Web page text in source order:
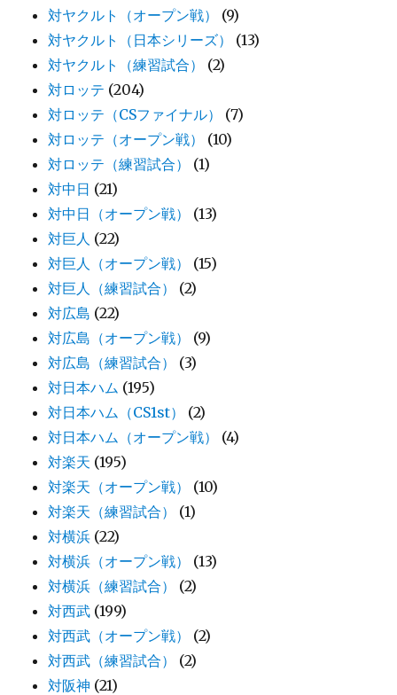
対ヤクルト（オープン戦）
(9)
対ヤクルト（日本シリーズ）
(13)
対ヤクルト（練習試合）
(2)
対ロッテ (204)
対ロッテ（CSファイナル）
(7)
対ロッテ（オープン戦）
(10)
対ロッテ（練習試合）
(1)
対中日 (21)
対中日（オープン戦）
(13)
対巨人 (22)
対巨人（オープン戦）
(15)
対巨人（練習試合）
(2)
対広島 (22)
対広島（オープン戦）
(9)
対広島（練習試合）
(3)
対日本ハム (195)
対日本ハム（CS1st）
(2)
対日本ハム（オープン戦）
(4)
対楽天 (195)
対楽天（オープン戦）
(10)
対楽天（練習試合）
(1)
対横浜 (22)
対横浜（オープン戦）
(13)
対横浜（練習試合）
(2)
対西武 (199)
対西武（オープン戦）
(2)
対西武（練習試合）
(2)
対阪神 (21)